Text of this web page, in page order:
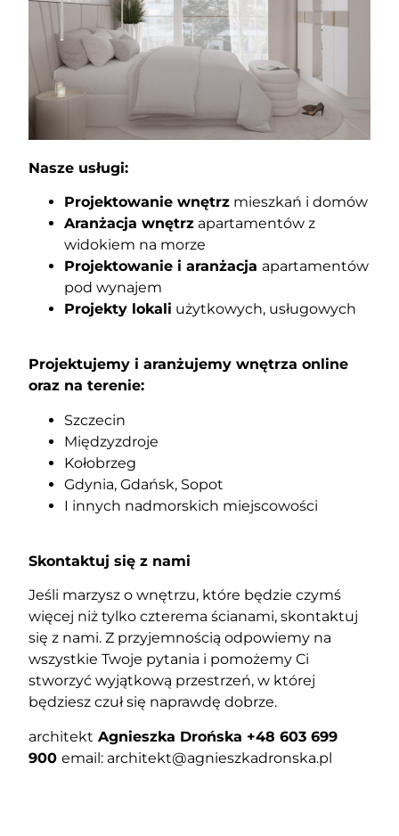
Nasze usługi:
Projektowanie wnętrz mieszkań i domów
Aranżacja wnętrz apartamentów z
widokiem na morze
Projektowanie i aranżacja apartamentów
pod wynajem
Projekty lokali użytkowych, usługowych
Projektujemy i aranżujemy wnętrza online
oraz na terenie:
Szczecin
Międzyzdroje
Kołobrzeg
Gdynia, Gdańsk, Sopot
I innych nadmorskich miejscowości
Skontaktuj się z nami
Jeśli marzysz o wnętrzu, które będzie czymś
więcej niż tylko czterema ścianami, skontaktuj
się z nami. Z przyjemnością odpowiemy na
wszystkie Twoje pytania i pomożemy Ci
stworzyć wyjątkową przestrzeń, w której
będziesz czuł się naprawdę dobrze.
architekt Agnieszka Drońska +48 603 699
900email: architekt@agnieszkadronska.pl